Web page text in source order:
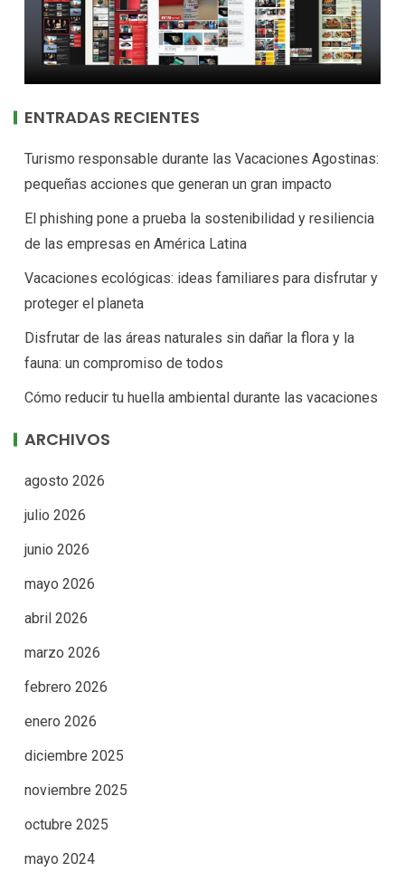
ENTRADAS RECIENTES
Turismo responsable durante las Vacaciones Agostinas:
pequeñas acciones que generan un gran impacto
El phishing pone a prueba la sostenibilidad y resiliencia
de las empresas en América Latina
Vacaciones ecológicas: ideas familiares para disfrutar y
proteger el planeta
Disfrutar de las áreas naturales sin dañar la flora y la
fauna: un compromiso de todos
Cómo reducir tu huella ambiental durante las vacaciones
ARCHIVOS
agosto 2026
julio 2026
junio 2026
mayo 2026
abril 2026
marzo 2026
febrero 2026
enero 2026
diciembre 2025
noviembre 2025
octubre 2025
mayo 2024